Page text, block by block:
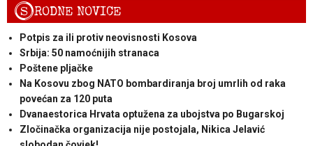
SRODNE NOVICE
Potpis za ili protiv neovisnosti Kosova
Srbija: 50 namoćnijih stranaca
Poštene pljačke
Na Kosovu zbog NATO bombardiranja broj umrlih od raka
povećan za 120 puta
Dvanaestorica Hrvata optužena za ubojstva po Bugarskoj
Zločinačka organizacija nije postojala, Nikica Jelavić